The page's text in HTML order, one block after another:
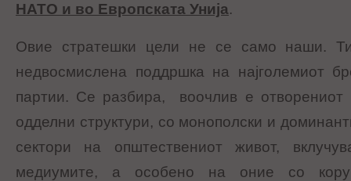
НАТО и во Европската Унија.
Овие стратешки цели не се само наши.
недвосмислена поддршка на најголемиот
партии. Се разбира, воочлив е отворениот
одделни структури, со монополски и
сектори на општествениот живот,
медиумите, а особено на оние со